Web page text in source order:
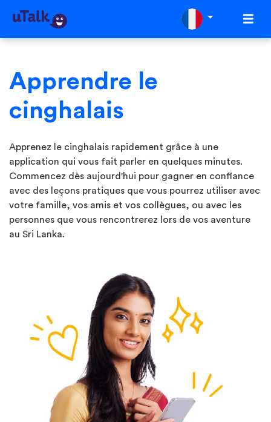
Apprendre le
cinghalais
Apprenez le cinghalais rapidement grâce à une
application qui vous fait parler en quelques minutes.
Commencez dès aujourd'hui pour gagner en confiance
avec des leçons pratiques que vous pourrez utiliser avec
votre famille, vos amis et vos collègues, ou avec les
personnes que vous rencontrerez lors de vos aventure
au Sri Lanka.